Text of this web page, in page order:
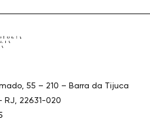
55 – 210 – Barra da Tijuca
RJ, 22631-020